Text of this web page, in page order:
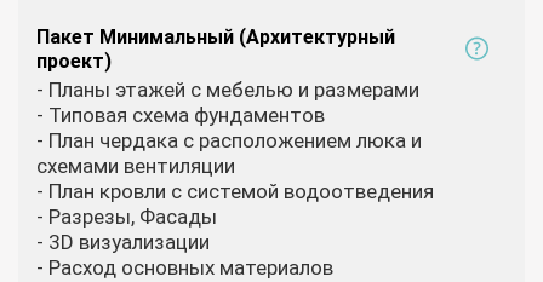
Пакет Минимальный (Архитектурный
проект)
- Планы этажей с мебелью и размерами
- Типовая схема фундаментов
- План чердака с расположением люка и
схемами вентиляции
- План кровли с системой водоотведения
- Разрезы, Фасады
- 3D визуализации
- Расход основных материалов